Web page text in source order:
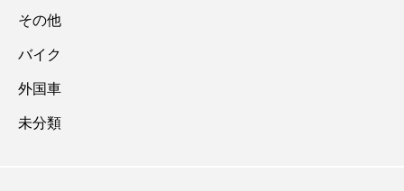
その他
バイク
外国車
未分類